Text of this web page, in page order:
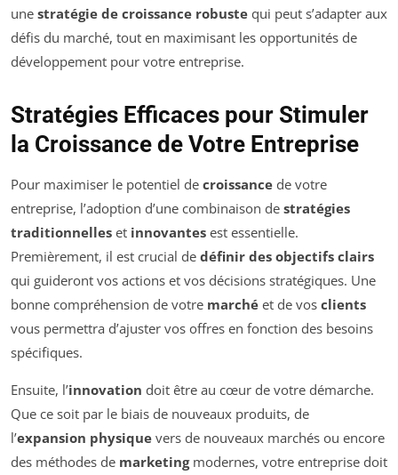
une stratégie de croissance robuste qui peut s’adapter aux
défis du marché, tout en maximisant les opportunités de
développement pour votre entreprise.
Stratégies Efficaces pour Stimuler
la Croissance de Votre Entreprise
Pour maximiser le potentiel de croissance de votre
entreprise, l’adoption d’une combinaison de stratégies
traditionnelles et innovantes est essentielle.
Premièrement, il est crucial de définir des objectifs clairs
qui guideront vos actions et vos décisions stratégiques. Une
bonne compréhension de votre marché et de vos clients
vous permettra d’ajuster vos offres en fonction des besoins
spécifiques.
Ensuite, l’innovation doit être au cœur de votre démarche.
Que ce soit par le biais de nouveaux produits, de
l’expansion physique vers de nouveaux marchés ou encore
des méthodes de marketingmodernes, votre entreprise doit